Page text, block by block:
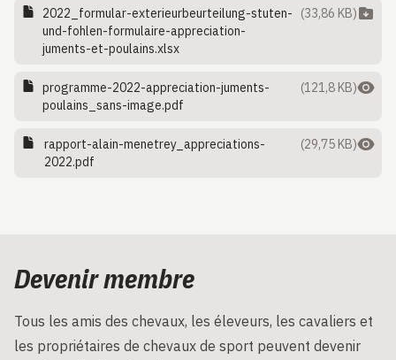
2022_formular-exterieurbeurteilung-stuten-
und-fohlen-formulaire-appreciation-
juments-et-poulains.xlsx
(33,86 KB)
programme-2022-appreciation-juments-
poulains_sans-image.pdf
(121,8 KB)
rapport-alain-menetrey_appreciations-
2022.pdf
(29,75 KB)
Devenir membre
Tous les amis des chevaux, les éleveurs, les cavaliers et
les propriétaires de chevaux de sport peuvent devenir